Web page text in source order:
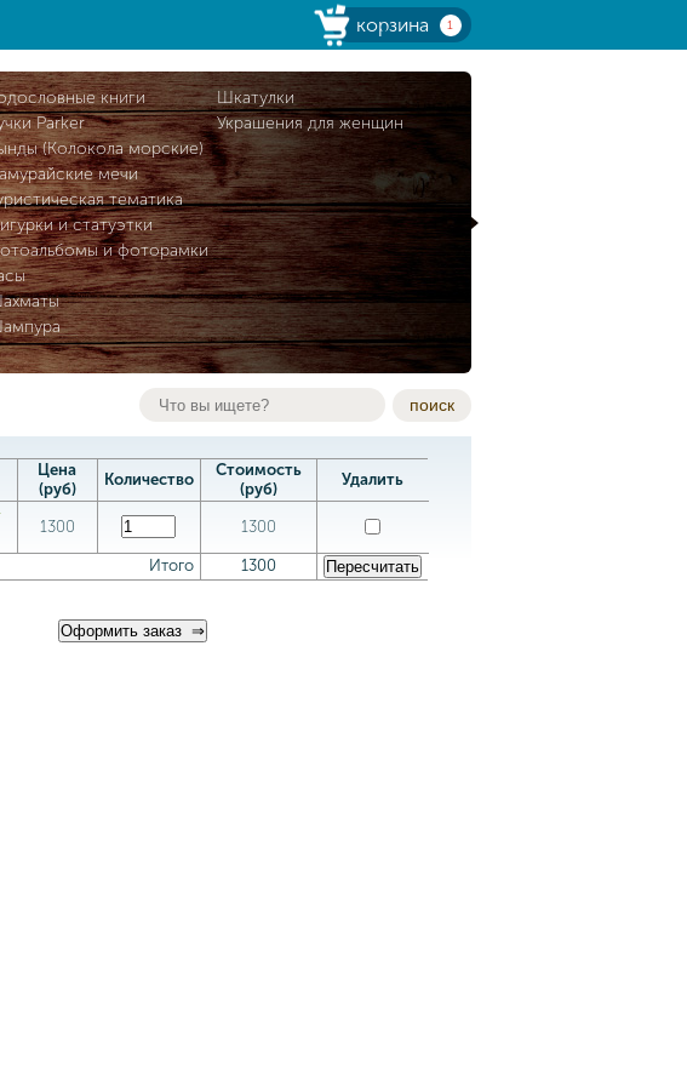
корзина 1
книги
Parker
(Колокола морские)
мечи
тематика
и статуэтки
и фоторамки
Шкатулки
Украшения для женщин
поиск
Цена
(руб)
Количество
Стоимость
(руб)
Удалить
1300 1300
Итого 1300